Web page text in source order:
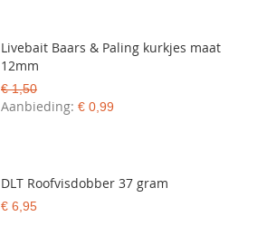
Livebait Baars & Paling kurkjes maat
12mm
€ 1,50
Aanbieding € 0,99
DLT Roofvisdobber 37 gram
€ 6,95